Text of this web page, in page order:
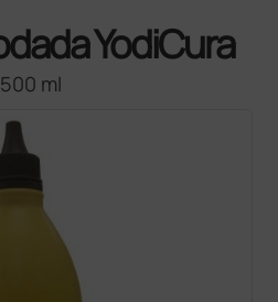
YodiCura
500 ml